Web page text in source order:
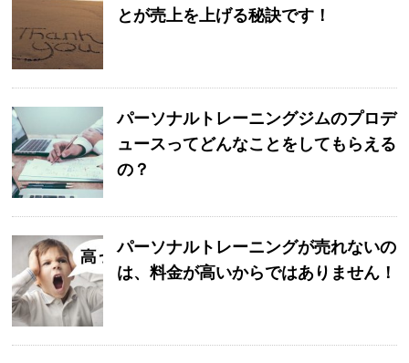
とが売上を上げる秘訣です！
パーソナルトレーニングジムのプロデ
ュースってどんなことをしてもらえる
の？
パーソナルトレーニングが売れないの
は、料金が高いからではありません！